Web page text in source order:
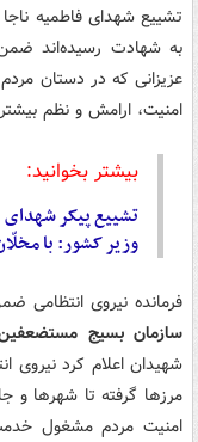
تشییع شهدای فاطمیه
به شهادت رسیده‌اند
عزیزانی که در دستان
امنیت، ارامش و نظم
بیشتر بخوانید:
تشییع پیکر شهدای
وزیر کشور: با
فرمانده نیروی انتظامی
سازمان بسیج
شهیدان اعلام کرد نیروی
مرزها گرفته تا شهرها و
امنیت مردم مشغول